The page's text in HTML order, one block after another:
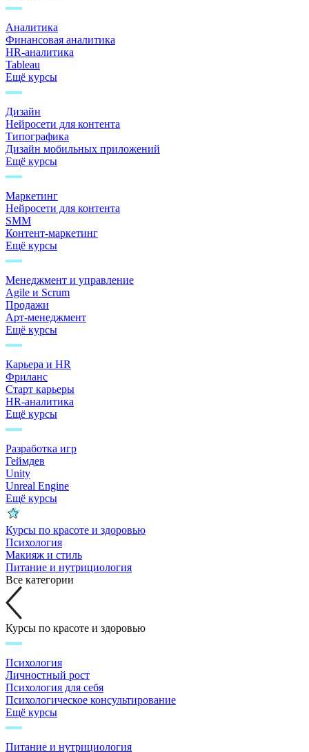
Аналитика
Финансовая аналитика
HR-аналитика
Tableau
Ещё курсы
Дизайн
Нейросети для контента
Типографика
Дизайн мобильных приложений
Ещё курсы
Маркетинг
Нейросети для контента
SMM
Контент-маркетинг
Ещё курсы
Менеджмент и управление
Agile и Scrum
Продажи
Арт-менеджмент
Ещё курсы
Карьера и HR
Фриланс
Старт карьеры
HR-аналитика
Ещё курсы
Разработка игр
Геймдев
Unity
Unreal Engine
Ещё курсы
Курсы по красоте и здоровью
Психология
Макияж и стиль
Питание и нутрициология
Все категории
Курсы по красоте и здоровью
Психология
Личностный рост
Психология для себя
Психологическое консультирование
Ещё курсы
Питание и нутрициология